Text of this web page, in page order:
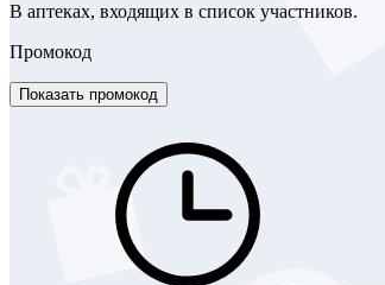
В аптеках, входящих в список участников.
Промокод
Показать промокод